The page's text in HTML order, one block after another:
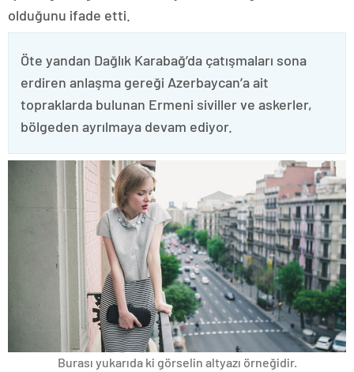
olduğunu ifade etti.
Öte yandan Dağlık Karabağ’da çatışmaları sona
erdiren anlaşma gereği Azerbaycan’a ait
topraklarda bulunan Ermeni siviller ve askerler,
bölgeden ayrılmaya devam ediyor.
Burası yukarıda ki görselin altyazı örneğidir.